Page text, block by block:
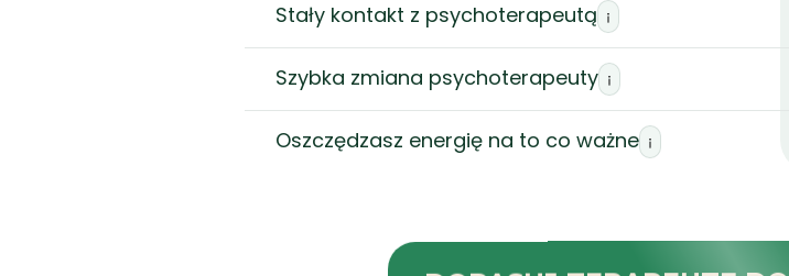
Stały kontakt z psychoterapeutą
Szybka zmiana psychoterapeuty
Oszczędzasz energię na to co ważne